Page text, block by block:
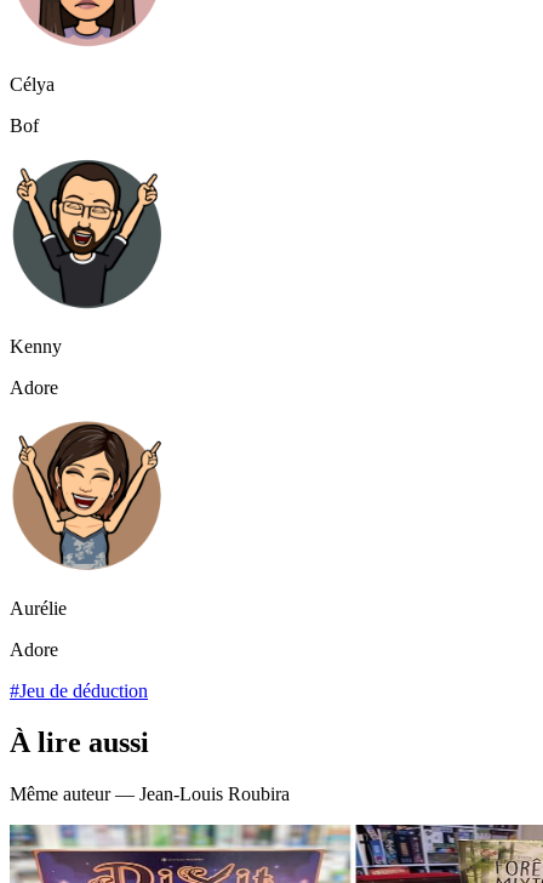
Célya
Bof
Kenny
Adore
Aurélie
Adore
#Jeu de déduction
À lire aussi
Même auteur — Jean-Louis Roubira